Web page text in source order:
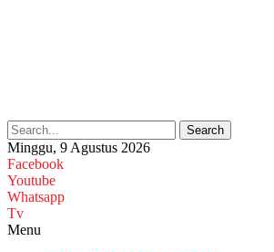
Search
Minggu, 9 Agustus 2026
Facebook
Youtube
Whatsapp
Tv
Menu